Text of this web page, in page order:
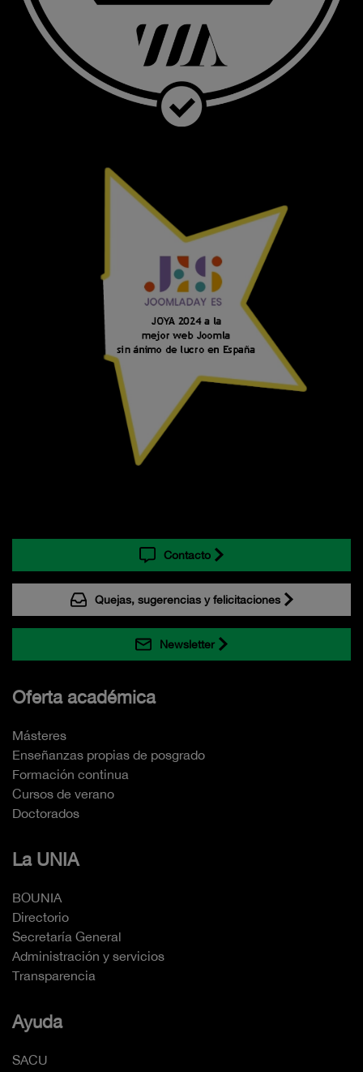
Contacto
Quejas, sugerencias y felicitaciones
Newsletter
Oferta académica
Másteres
Enseñanzas propias de posgrado
Formación continua
Cursos de verano
Doctorados
La UNIA
BOUNIA
Directorio
Secretaría General
Administración y servicios
Transparencia
Ayuda
SACU